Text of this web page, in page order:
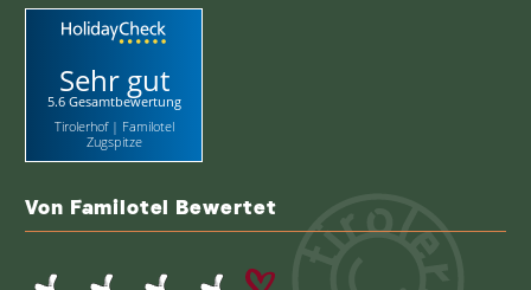
Sehr gut
5.6 Gesamtbewertung
Tirolerhof | Familotel
Zugspitze
Von Familotel Bewertet